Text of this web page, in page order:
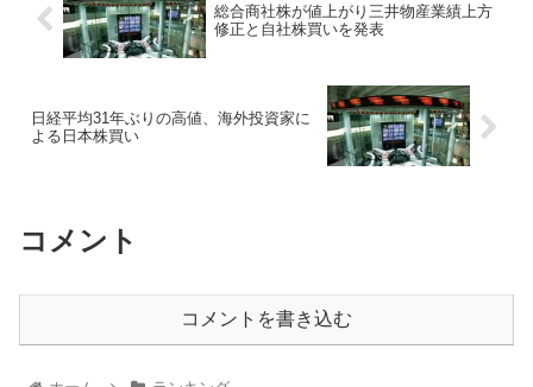
総合商社株が値上がり三井物産業績上方
修正と自社株買いを発表
日経平均31年ぶりの高値、海外投資家に
よる日本株買い
コメント
コメントを書き込む